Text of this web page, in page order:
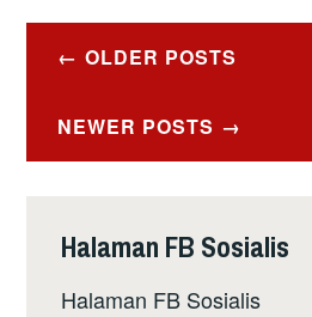
ITU
MEMBUNUH
PostsOLDER POSTS
NEWER POSTS
Halaman FB Sosialis
Halaman FB Sosialis